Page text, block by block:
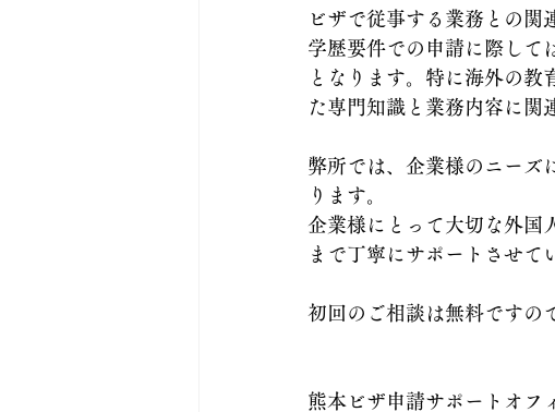
ビザで従事する業務との関
学歴要件での申請に際して
となります。特に海外の教
た専門知識と業務内容に関
弊所では、企業様のニーズ
ります。
企業様にとって大切な外国
まで丁寧にサポートさせて
初回のご相談は無料ですの
熊本ビザ申請サポートオフ